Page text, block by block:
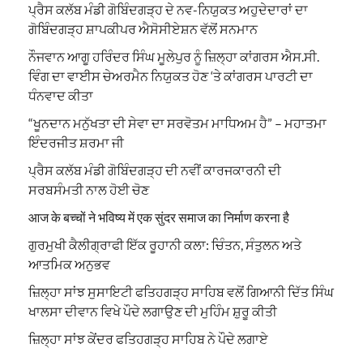
ਪ੍ਰੈਸ ਕਲੱਬ ਮੰਡੀ ਗੋਬਿੰਦਗੜ੍ਹ ਦੇ ਨਵ-ਨਿਯੁਕਤ ਅਹੁਦੇਦਾਰਾਂ ਦਾ
ਗੋਬਿੰਦਗੜ੍ਹ ਸ਼ਾਪਕੀਪਰ ਐਸੋਸੀਏਸ਼ਨ ਵੱਲੋਂ ਸਨਮਾਨ
ਨੌਜਵਾਨ ਆਗੂ ਹਰਿੰਦਰ ਸਿੰਘ ਮੂਲੇਪੁਰ ਨੂੰ ਜ਼ਿਲ੍ਹਾ ਕਾਂਗਰਸ ਐਸ.ਸੀ.
ਵਿੰਗ ਦਾ ਵਾਈਸ ਚੇਅਰਮੈਨ ਨਿਯੁਕਤ ਹੋਣ ‘ਤੇ ਕਾਂਗਰਸ ਪਾਰਟੀ ਦਾ
ਧੰਨਵਾਦ ਕੀਤਾ
“ਖੂਨਦਾਨ ਮਨੁੱਖਤਾ ਦੀ ਸੇਵਾ ਦਾ ਸਰਵੋਤਮ ਮਾਧਿਅਮ ਹੈ” – ਮਹਾਤਮਾ
ਇੰਦਰਜੀਤ ਸ਼ਰਮਾ ਜੀ
ਪ੍ਰੈਸ ਕਲੱਬ ਮੰਡੀ ਗੋਬਿੰਦਗੜ੍ਹ ਦੀ ਨਵੀਂ ਕਾਰਜਕਾਰਨੀ ਦੀ
ਸਰਬਸੰਮਤੀ ਨਾਲ ਹੋਈ ਚੋਣ
आज के बच्चों ने भविष्य में एक सुंदर समाज का निर्माण करना है
ਗੁਰਮੁਖੀ ਕੈਲੀਗ੍ਰਾਫੀ ਇੱਕ ਰੂਹਾਨੀ ਕਲਾ: ਚਿੰਤਨ, ਸੰਤੁਲਨ ਅਤੇ
ਆਤਮਿਕ ਅਨੁਭਵ
ਜ਼ਿਲ੍ਹਾ ਸਾਂਝ ਸੁਸਾਇਟੀ ਫਤਿਹਗੜ੍ਹ ਸਾਹਿਬ ਵਲੋਂ ਗਿਆਨੀ ਦਿੱਤ ਸਿੰਘ
ਖਾਲਸਾ ਦੀਵਾਨ ਵਿਖੇ ਪੌਦੇ ਲਗਾਉਣ ਦੀ ਮੁਹਿੰਮ ਸ਼ੁਰੂ ਕੀਤੀ
ਜ਼ਿਲ੍ਹਾ ਸਾਂਝ ਕੇਂਦਰ ਫਤਿਹਗੜ੍ਹ ਸਾਹਿਬ ਨੇ ਪੌਦੇ ਲਗਾਏ